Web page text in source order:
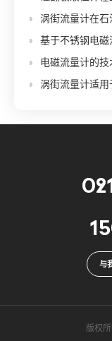
涡街流量计在
基于不锈钢电
电磁流量计的
涡街流量计适用
与
版权所